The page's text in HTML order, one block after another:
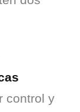
control y